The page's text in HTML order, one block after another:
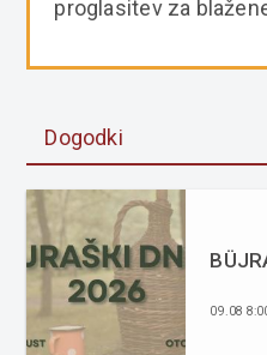
proglasitev za
Dogodki
09.08